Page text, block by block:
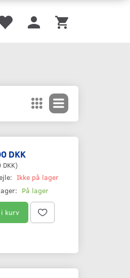
DKK
DKK)
Ikke på lager
På lager
kurv